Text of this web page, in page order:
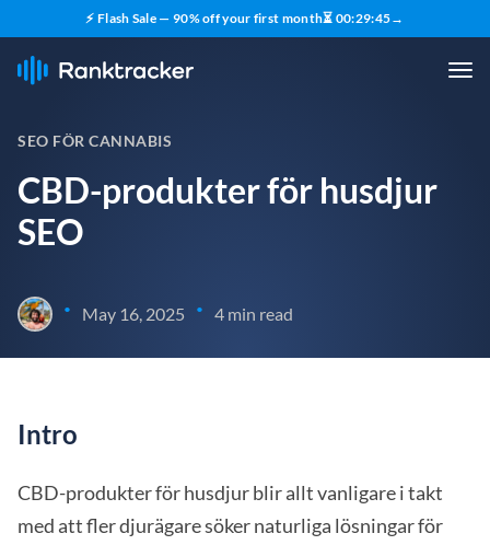
⚡ Flash Sale — 90% off your first month⏳ 00:29:44→
SEO FÖR CANNABIS
CBD-produkter för husdjur
SEO
• May 16, 2025 • 4 min read
Intro
CBD-produkter för husdjur blir allt vanligare i takt
med att fler djurägare söker naturliga lösningar för